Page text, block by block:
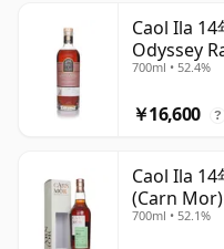
Caol Ila 14
Odyssey
700ml • 52.4%
￥16,600 ?
Caol Ila
(Carn Mor)
700ml • 52.1%